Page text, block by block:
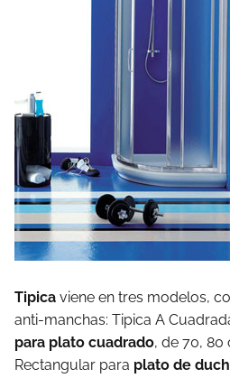
Tipica viene en tres modelos,
anti-manchas: Tipica A
para plato cuadrado, de 70, 80
Rectangular para plato de